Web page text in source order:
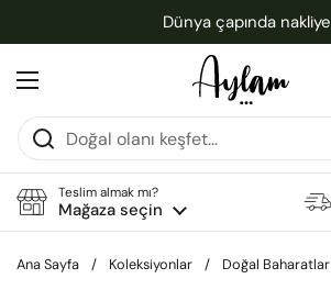
Dünya çapında nakliye
Menüyü aç
Teslim almak mı?
Mağaza seçin
Ana Sayfa / Koleksiyonlar / Doğal Baharatlar